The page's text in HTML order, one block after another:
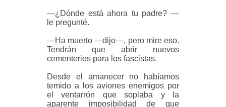
—¿Dónde está ahora tu padre? —
le pregunté.
—Ha muerto —dijo—, pero mire eso.
Tendrán que abrir nuevos
cementerios para los fascistas.
Desde el amanecer no habíamos
temido a los aviones enemigos por
el ventarrón que soplaba y la
aparente imposibilidad de que